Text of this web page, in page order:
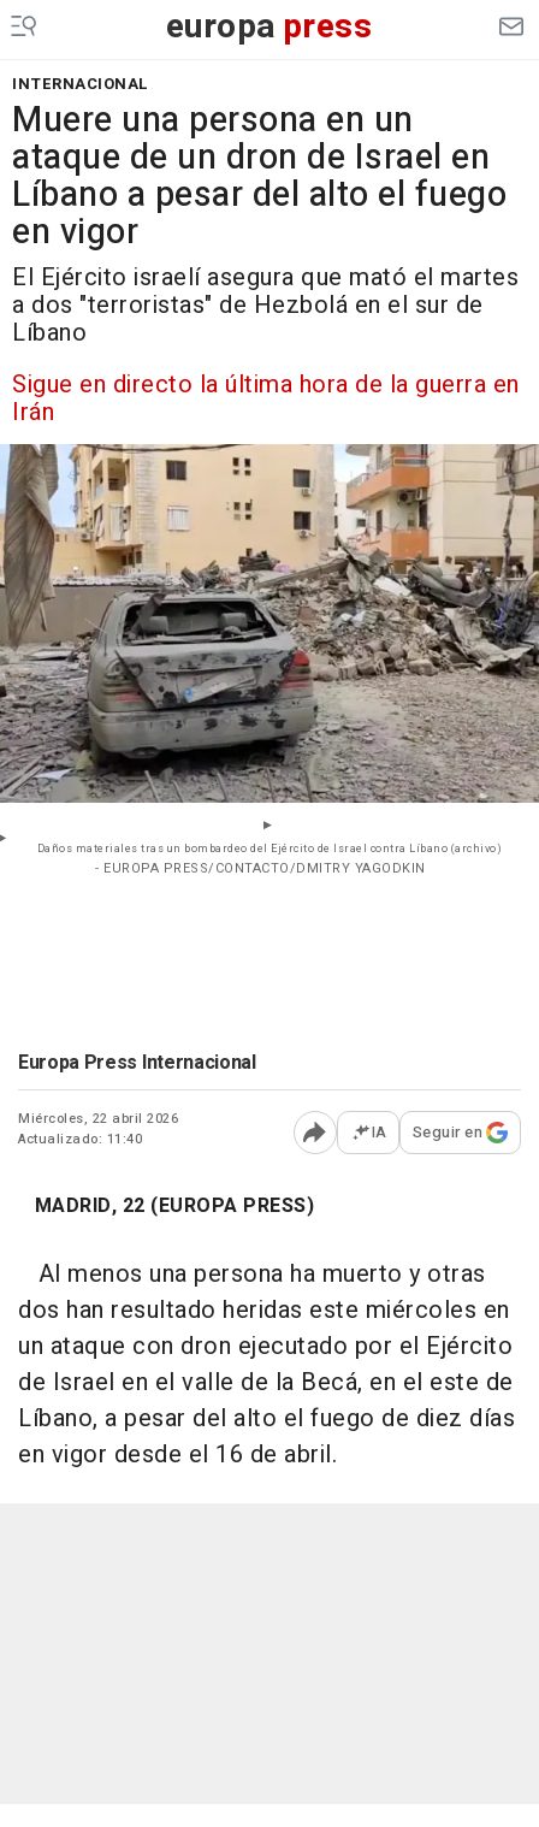
europa press
INTERNACIONAL
Muere una persona en un
ataque de un dron de Israel en
Líbano a pesar del alto el fuego
en vigor
El Ejército israelí asegura que mató el martes
a dos "terroristas" de Hezbolá en el sur de
Líbano
Sigue en directo la última hora de la guerra en
Irán
Daños materiales tras un bombardeo del Ejército de Israel contra Líbano (archivo)
- EUROPA PRESS/CONTACTO/DMITRY YAGODKIN
Europa Press Internacional
Miércoles, 22 abril 2026
Actualizado: 11:40
Abrir opciones para
IA Seguir en
MADRID, 22 (EUROPA PRESS)
Al menos una persona ha muerto y otras
dos han resultado heridas este miércoles en
un ataque con dron ejecutado por el Ejército
de Israel en el valle de la Becá, en el este de
Líbano, a pesar del alto el fuego de diez días
en vigor desde el 16 de abril.